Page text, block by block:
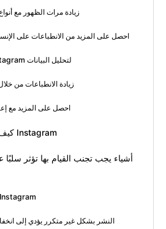
زيادة مرات الظهور مع
احصل على المزيد من الانطباعات على
استخدام رؤى Instagram لتحليل البيانات
زيادة الانطباعات من
احصل على المزيد مع
كيف تجد الانطباعات على Instagram
1. شراء انطباعات Instagram
2. النشر بشكل غير متكرر يؤدي إلى